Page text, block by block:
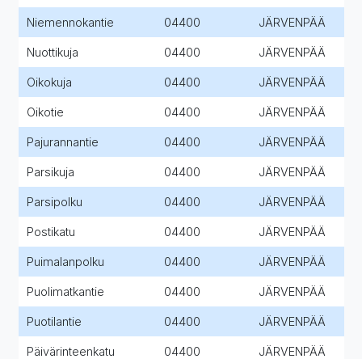
Niemennokantie 04400 JÄRVENPÄÄ
Nuottikuja 04400 JÄRVENPÄÄ
Oikokuja 04400 JÄRVENPÄÄ
Oikotie 04400 JÄRVENPÄÄ
Pajurannantie 04400 JÄRVENPÄÄ
Parsikuja 04400 JÄRVENPÄÄ
Parsipolku 04400 JÄRVENPÄÄ
Postikatu 04400 JÄRVENPÄÄ
Puimalanpolku 04400 JÄRVENPÄÄ
Puolimatkantie 04400 JÄRVENPÄÄ
Puotilantie 04400 JÄRVENPÄÄ
Päivärinteenkatu 04400 JÄRVENPÄÄ